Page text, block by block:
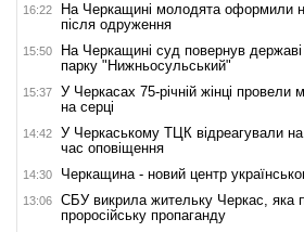
16:22
На Черкащині молодята оформили
після одруження
15:50
На Черкащині суд повернув державі
парку "Нижньосульський"
15:37
У Черкасах 75-річній жінці провели
на серці
14:42
У Черкаському ТЦК відреагували на
час оповіщення
14:30 Черкащина - новий центр
13:06
СБУ викрила жительку Черкас, яка
проросійську пропаганду